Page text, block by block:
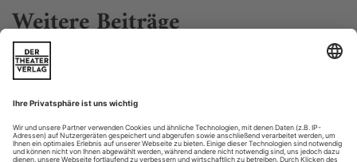
Weitere Beiträge
Der Choreo-Biograf: Rachid Ouramdane
Biografien im Tanz kommen nicht ohne Worte aus, findet Thomas
Hahn
Superstars von heutesind medial geklonte Unterhaltungs-
Avatare, die in ein noch reales Second Life vorstoßen und